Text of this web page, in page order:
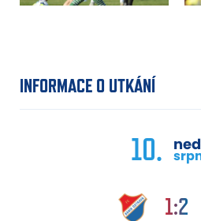
INFORMACE O UTKÁNÍ
10.
1:2